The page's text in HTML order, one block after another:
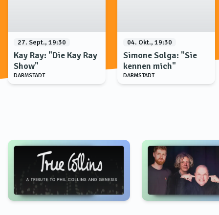
27. Sept., 19:30
Kay Ray: "Die Kay Ray
Show"
DARMSTADT
04. Okt., 19:30
Simone Solga: "Sie
kennen mich"
DARMSTADT